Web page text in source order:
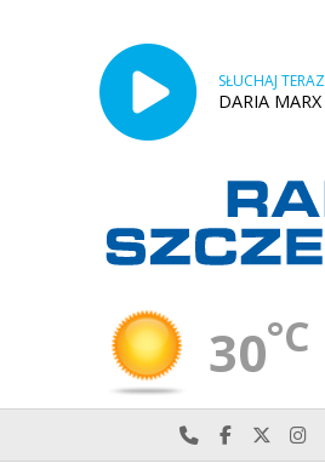
SŁUCHAJ TERAZ
DARIA
30°C
Najlepiej po
Odwiedź